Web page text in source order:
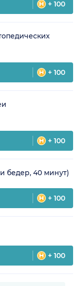
+ 100
+ 100
+ 100
бедер, 40 минут)
+ 100
+ 100